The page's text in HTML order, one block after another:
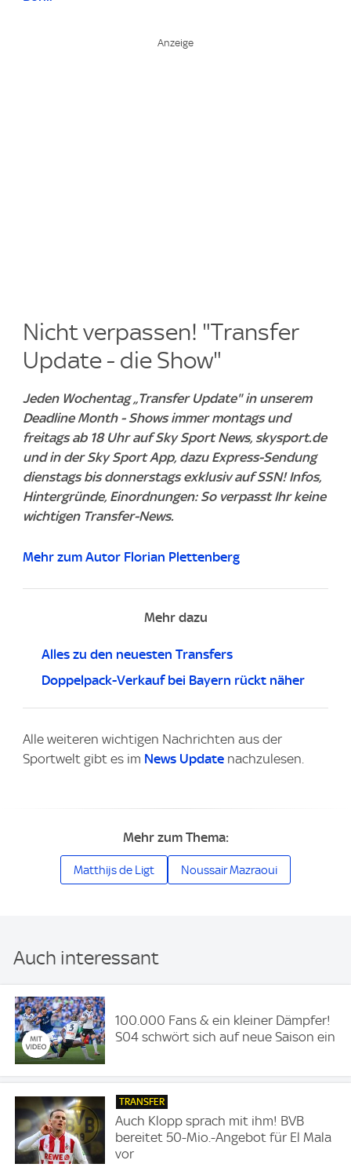
Nicht verpassen! "Transfer
Update - die Show"
Jeden Wochentag „Transfer Update" in unserem
Deadline Month - Shows immer montags und
freitags ab 18 Uhr auf Sky Sport News, skysport.de
und in der Sky Sport App, dazu Express-Sendung
dienstags bis donnerstags exklusiv auf SSN! Infos,
Hintergründe, Einordnungen: So verpasst Ihr keine
wichtigen Transfer-News.
Mehr zum Autor Florian Plettenberg
Mehr dazu
Alles zu den neuesten Transfers
Doppelpack-Verkauf bei Bayern rückt näher
Alle weiteren wichtigen Nachrichten aus der
Sportwelt gibt es im News Update nachzulesen.
Mehr zum Thema:
Matthijs de Ligt Noussair Mazraoui
Auch interessant
100.000 Fans & ein kleiner Dämpfer!
S04 schwört sich auf neue Saison ein
TRANSFER
Auch Klopp sprach mit ihm! BVB
bereitet 50-Mio.-Angebot für El Mala
vor